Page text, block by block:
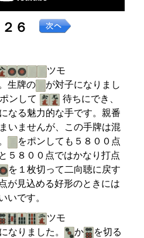
２６
ツモ
生牌の
が対子になりまし
ンして
待ちにでき、
なる魅力的な手です。親番
いませんが、この手牌は混
をポンしても５８００点
５８００点ではかなり打点
を１枚切って二向聴に戻す
が見込める好形のときには
いです。
ツモ
なりました。 か
を切る